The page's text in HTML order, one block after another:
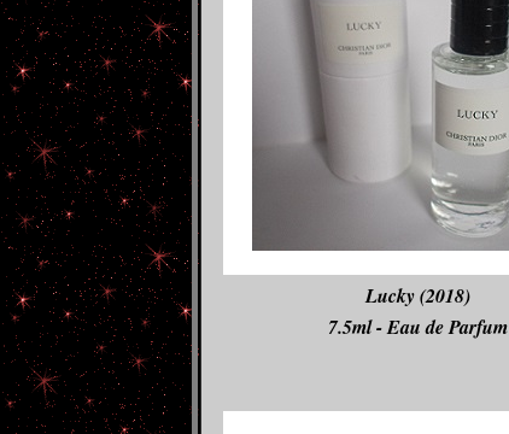
Lucky (2018)
7.5ml - Eau de Parfum